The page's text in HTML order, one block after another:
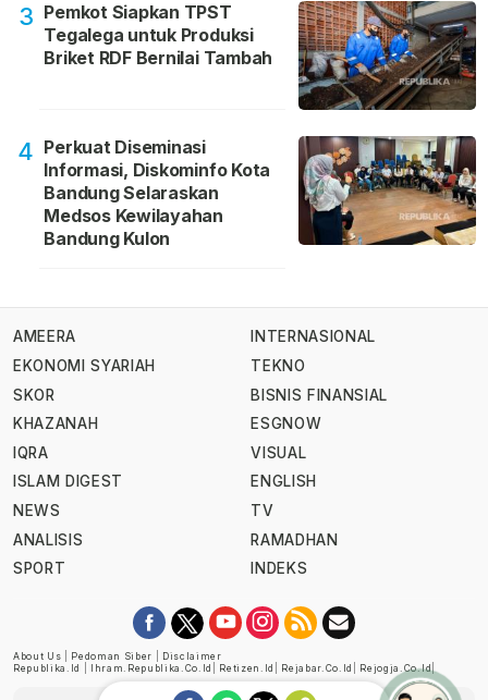
3 Pemkot Siapkan TPST
Tegalega untuk Produksi
Briket RDF Bernilai Tambah
4 Perkuat Diseminasi
Informasi, Diskominfo Kota
Bandung Selaraskan
Medsos Kewilayahan
Bandung Kulon
AMEERA
EKONOMI SYARIAH
SKOR
KHAZANAH
IQRA
ISLAM DIGEST
NEWS
ANALISIS
SPORT
INTERNASIONAL
TEKNO
BISNIS FINANSIAL
ESGNOW
VISUAL
ENGLISH
TV
RAMADHAN
INDEKS
About Us Pedoman Siber
Disclaimer
Republika.id
Ihram.republika.co.id Retizen.id Rejabar.co.id Rejogja.co.id|